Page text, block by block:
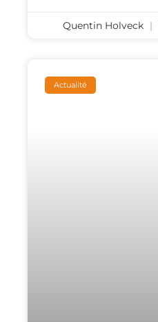
Quentin Holveck
Actualité